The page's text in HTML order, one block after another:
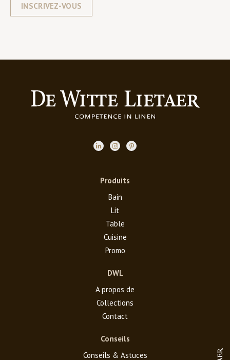
INSCRIVEZ-VOUS
Produits
Bain
Lit
Table
Cuisine
Promo
DWL
A propos de
Collections
Contact
Conseils
Conseils & Astuces